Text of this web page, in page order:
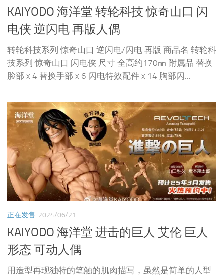
KAIYODO 海洋堂 转轮科技 惊奇山口 闪
电侠 逆闪电 再版人偶
转轮科技系列 惊奇山口 逆闪电/闪电 再版 商品名 转轮科
技系列 惊奇山口 闪电侠 尺寸 全高约170㎜ 附属品 替换
脸部 x 4 替换手部 x 6 闪电特效配件 x 14 胸部闪...
正在发售 2024/06/21
KAIYODO 海洋堂 进击的巨人 艾伦 巨人
形态 可动人偶
用造型再现独特的笔触的肌肉描写，虽然是简单的人型